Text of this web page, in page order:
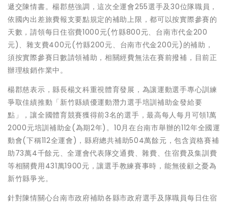
遞交陳情書。楊郡慈強調，這次全運會255選手及30位隊職員，
依國內出差旅費報支要點規定的補助上限，都可以按實際參賽的
天數，請領每日住宿費1000元(竹縣800元、台南市代金200
元)、雜支費400元(竹縣200元、台南市代金200元)的補助，
須按實際參賽日數請領補助，相關經費無法在賽前撥補，目前正
辦理核銷作業中。
楊郡慈表示，縣長楊文科重視體育發展，為讓運動選手專心訓練
爭取佳績推動「新竹縣績優運動潛力選手培訓補助金發給要
點」，讓全國體育競賽獲得前3名的選手，最高每人每月可領1萬
2000元培訓補助金(為期2年)。10月在台南市舉辦的112年全國運
動會(下稱112全運會)，縣府總共補助504萬餘元，包含資格賽補
助73萬4千餘元、全運會代表隊交通費、雜費、住宿費及集訓費
等相關費用431萬1900元，讓選手教練賽事時，能無後顧之憂為
新竹縣爭光。
針對陳情關心台南市政府補助各縣市政府選手及隊職員每日住宿